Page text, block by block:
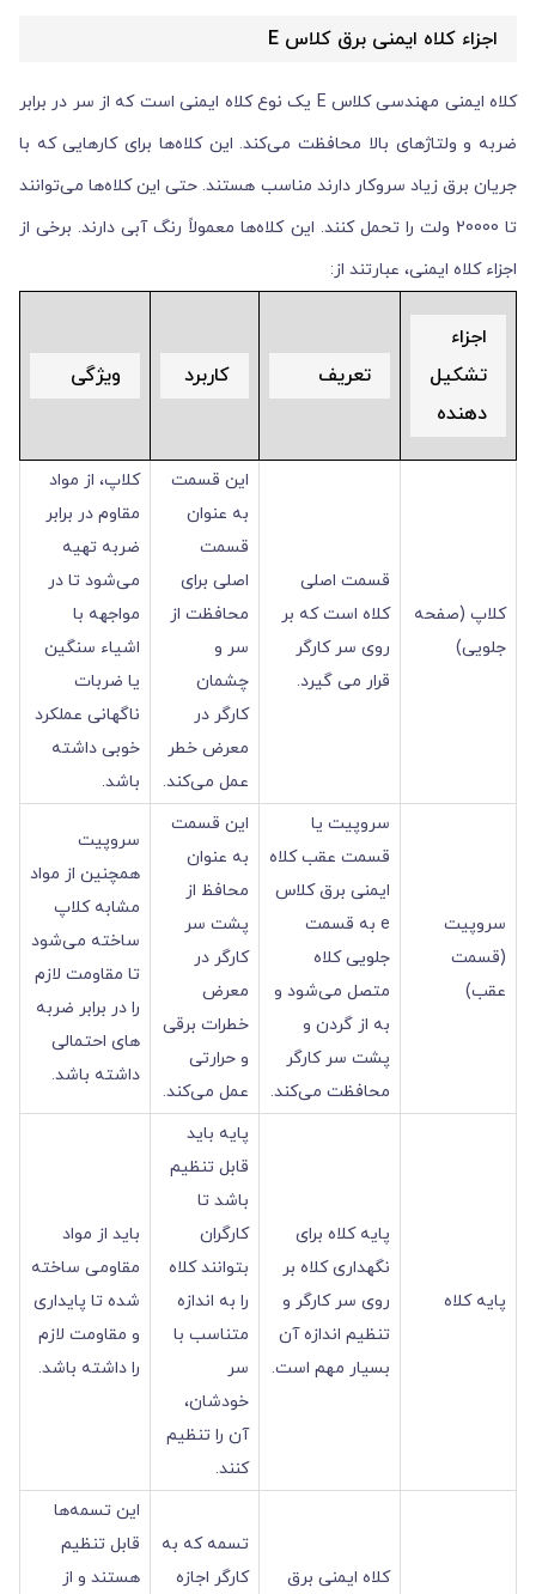
اجزاء کلاه ایمنی برق کلاس E
کلاه ایمنی مهندسی کلاس E یک نوع کلاه ایمنی است که از سر در برابر
ضربه و ولتاژ‌های بالا محافظت می‌کند. این کلاه‌ها برای کارهایی که با
جریان برق زیاد سروکار دارند مناسب هستند. حتی این کلاه‌ها می‌توانند
تا 20000 ولت را تحمل کنند. این کلاه‌ها معمولاً رنگ آبی دارند. برخی از
اجزاء کلاه ایمنی، عبارتند از:
اجزاء
تشکیل
دهنده
تعریف کاربرد ویژگی
کلاپ (صفحه
جلویی)
قسمت اصلی
کلاه است که بر
روی سر کارگر
قرار می گیرد.
این قسمت
به عنوان
قسمت
اصلی برای
محافظت از
سر و
چشمان
کارگر در
معرض خطر
عمل می‌کند.
کلاپ، از مواد
مقاوم در برابر
ضربه تهیه
می‌شود تا در
مواجهه با
اشیاء سنگین
یا ضربات
ناگهانی عملکرد
خوبی داشته
باشد.
سروپیت
(قسمت
عقب)
سروپیت یا
قسمت عقب کلاه
ایمنی برق کلاس
e به قسمت
جلویی کلاه
متصل می‌شود و
به از گردن و
پشت سر کارگر
محافظت می‌کند.
این قسمت
به عنوان
محافظ از
پشت سر
کارگر در
معرض
خطرات برقی
و حرارتی
عمل می‌کند.
سروپیت
همچنین از مواد
مشابه کلاپ
ساخته می‌شود
تا مقاومت لازم
را در برابر ضربه
های احتمالی
داشته باشد.
پایه کلاه
پایه کلاه برای
نگهداری کلاه بر
روی سر کارگر و
تنظیم اندازه آن
بسیار مهم است.
پایه باید
قابل تنظیم
باشد تا
کارگران
بتوانند کلاه
را به اندازه
متناسب با
سر
خودشان،
آن را تنظیم
کنند.
باید از مواد
مقاومی ‌‌‌‌‌‌‌‌‌‌‌ساخته
شده تا پایداری
و مقاومت لازم
را داشته باشد.
کلاه ایمنی برق
تسمه که به
کارگر اجازه
این تسمه‌ها
قابل تنظیم
هستند و از